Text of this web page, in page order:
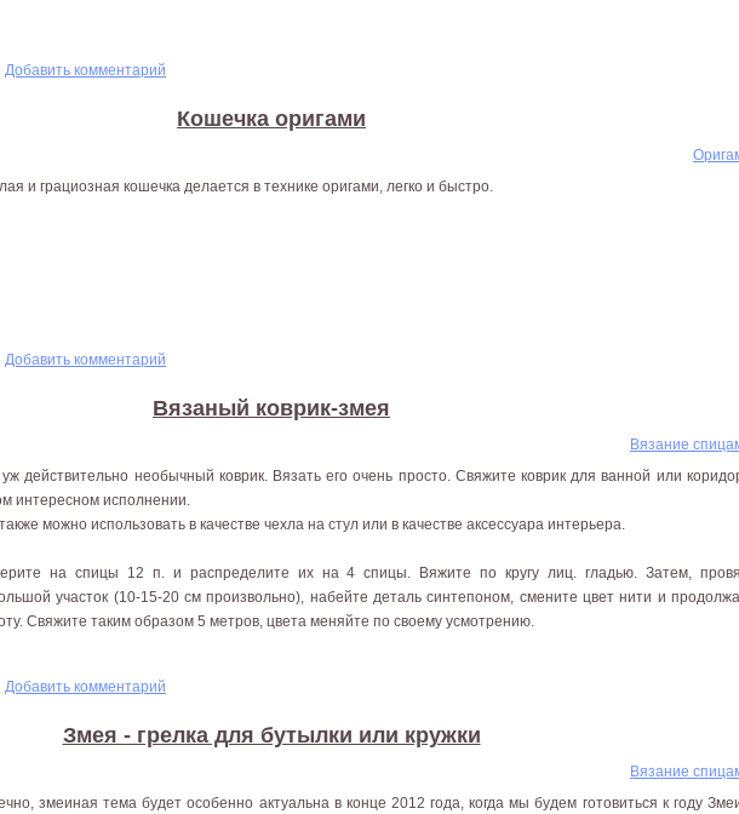
Добавить комментарий
Кошечка оригами
и грациозная кошечка делается в технике оригами, легко и быстро.
Добавить комментарий
Вязаный коврик-змея
Вязание
уж действительно необычный коврик. Вязать его очень просто. Свяжите коврик для ванной или
интересном исполнении.
можно использовать в качестве чехла на стул или в качестве аксессуара интерьера.
на спицы 12 п. и распределите их на 4 спицы. Вяжите по кругу лиц. гладью. Затем,
участок (10-15-20 см произвольно), набейте деталь синтепоном, смените цвет нити и
Свяжите таким образом 5 метров, цвета меняйте по своему усмотрению.
Добавить комментарий
Змея - грелка для бутылки или кружки
Вязание
змеиная тема будет особенно актуальна в конце 2012 года, когда мы будем готовиться к году